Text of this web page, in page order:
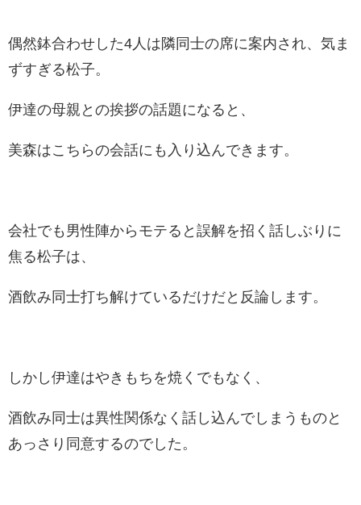
偶然鉢合わせした4人は隣同士の席に案内され、気ま
ずすぎる松子。
伊達の母親との挨拶の話題になると、
美森はこちらの会話にも入り込んできます。
会社でも男性陣からモテると誤解を招く話しぶりに
焦る松子は、
酒飲み同士打ち解けているだけだと反論します。
しかし伊達はやきもちを焼くでもなく、
酒飲み同士は異性関係なく話し込んでしまうものと
あっさり同意するのでした。